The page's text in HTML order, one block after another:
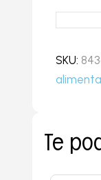
SKU:
Te